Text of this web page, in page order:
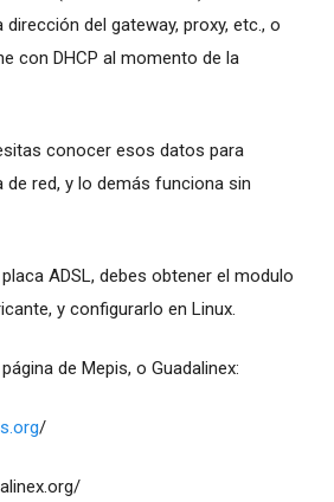
dirección del gateway, proxy, etc., o
con DHCP al momento de la
conocer esos datos para
de red, y lo demás funciona sin
ADSL, debes obtener el modulo
y configurarlo en Linux.
de Mepis, o Guadalinex:
/
/